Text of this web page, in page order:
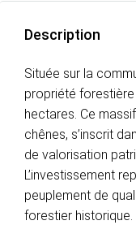
Description
Située sur la
propriété forestière
hectares. Ce
chênes, s’inscrit
de valorisation
L’investissement
peuplement de
forestier historique.